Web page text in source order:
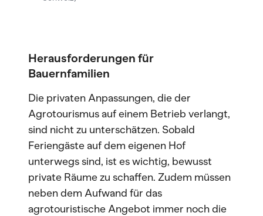
Herausforderungen für
Bauernfamilien
Die privaten Anpassungen, die der
Agrotourismus auf einem Betrieb verlangt,
sind nicht zu unterschätzen. Sobald
Feriengäste auf dem eigenen Hof
unterwegs sind, ist es wichtig, bewusst
private Räume zu schaffen. Zudem müssen
neben dem Aufwand für das
agrotouristische Angebot immer noch die